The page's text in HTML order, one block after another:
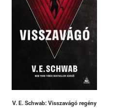
V. E. Schwab: Visszavágó regény